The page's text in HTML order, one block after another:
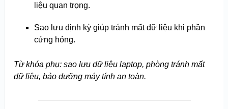
liệu quan trọng.
Sao lưu định kỳ giúp tránh mất dữ liệu khi phần
cứng hỏng.
Từ khóa phụ: sao lưu dữ liệu laptop, phòng tránh mất
dữ liệu, bảo dưỡng máy tính an toàn.